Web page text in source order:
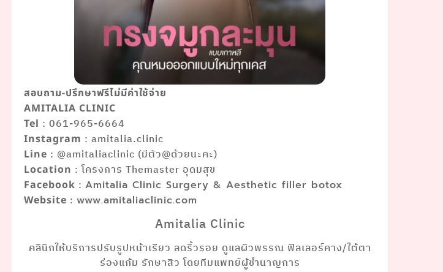
สอบถาม-ปรึกษาฟรีไม่มีค่าใช้จ่าย
AMITALIA CLINIC
Tel : 061-965-6664
Instagram : amitalia.clinic
Line : @amitaliaclinic (มีตัว@ด้วยนะคะ)
Location : โครงการ Themaster อุดมสุข
Facebook :Amitalia Clinic Surgery & Aesthetic filler botox
Website :www.amitaliaclinic.com
Amitalia Clinic
คลินิกให้บริการปรับรูปหน้าเรียว ลดริ้วรอย ดูแลผิวพรรณ ฟิลเลอร์คาง/ใต้ตา
ร่องแก้ม รักษาสิว โดยทีมแพทย์ผู้ชำนาญการ